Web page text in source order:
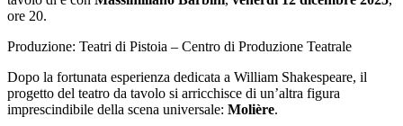
ore 20.
Produzione: Teatri di Pistoia – Centro di Produzione Teatrale
Dopo la fortunata esperienza dedicata a William Shakespeare, il
progetto del teatro da tavolo si arricchisce di un’altra figura
imprescindibile della scena universale: Molière.